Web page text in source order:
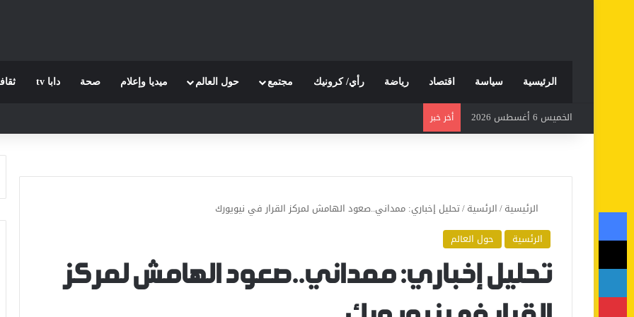
الرئيسية سياسة اقتصاد رياضة رأي/ كرونيك مجتمع حول العالم ميديا وإعلام صحة دابا tv
الخميس 6 أغسطس 2026 أخر خبر
الرئيسية/الرئسية/تحليل إخباري: ممداني..صعود الهامش لمركز القرار في نيويورك
الرئسية
حول العالم
تحليل إخباري: ممداني..صعود الهامش لمركز